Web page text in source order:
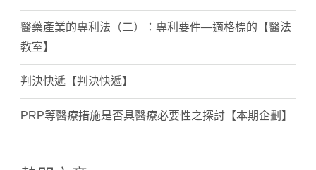
醫藥產業的專利法（二）：專利要件—適格標的【醫法
教室】
判決快遞【判決快遞】
PRP等醫療措施是否具醫療必要性之探討【本期企劃】